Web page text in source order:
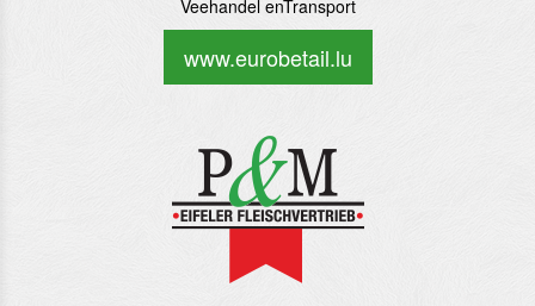
Veehandel enTransport
www.eurobetail.lu